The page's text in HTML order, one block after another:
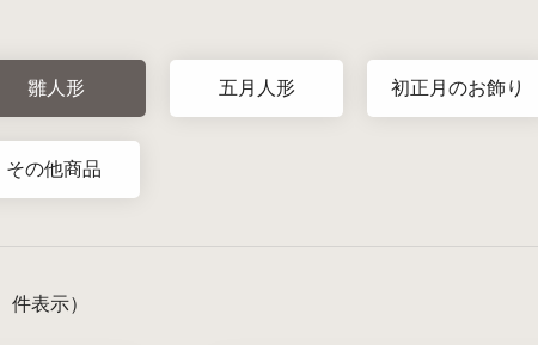
雛人形 五月人形 初正月のお飾り
その他商品
件表示）